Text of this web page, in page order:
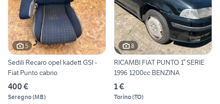
5
Sedili Recaro opel kadett GSI -
Fiat Punto cabrio
400 €
Seregno(MB)
8
RICAMBI FIAT PUNTO 1° SERIE
1996 1200cc BENZINA
1 €
Torino(TO)